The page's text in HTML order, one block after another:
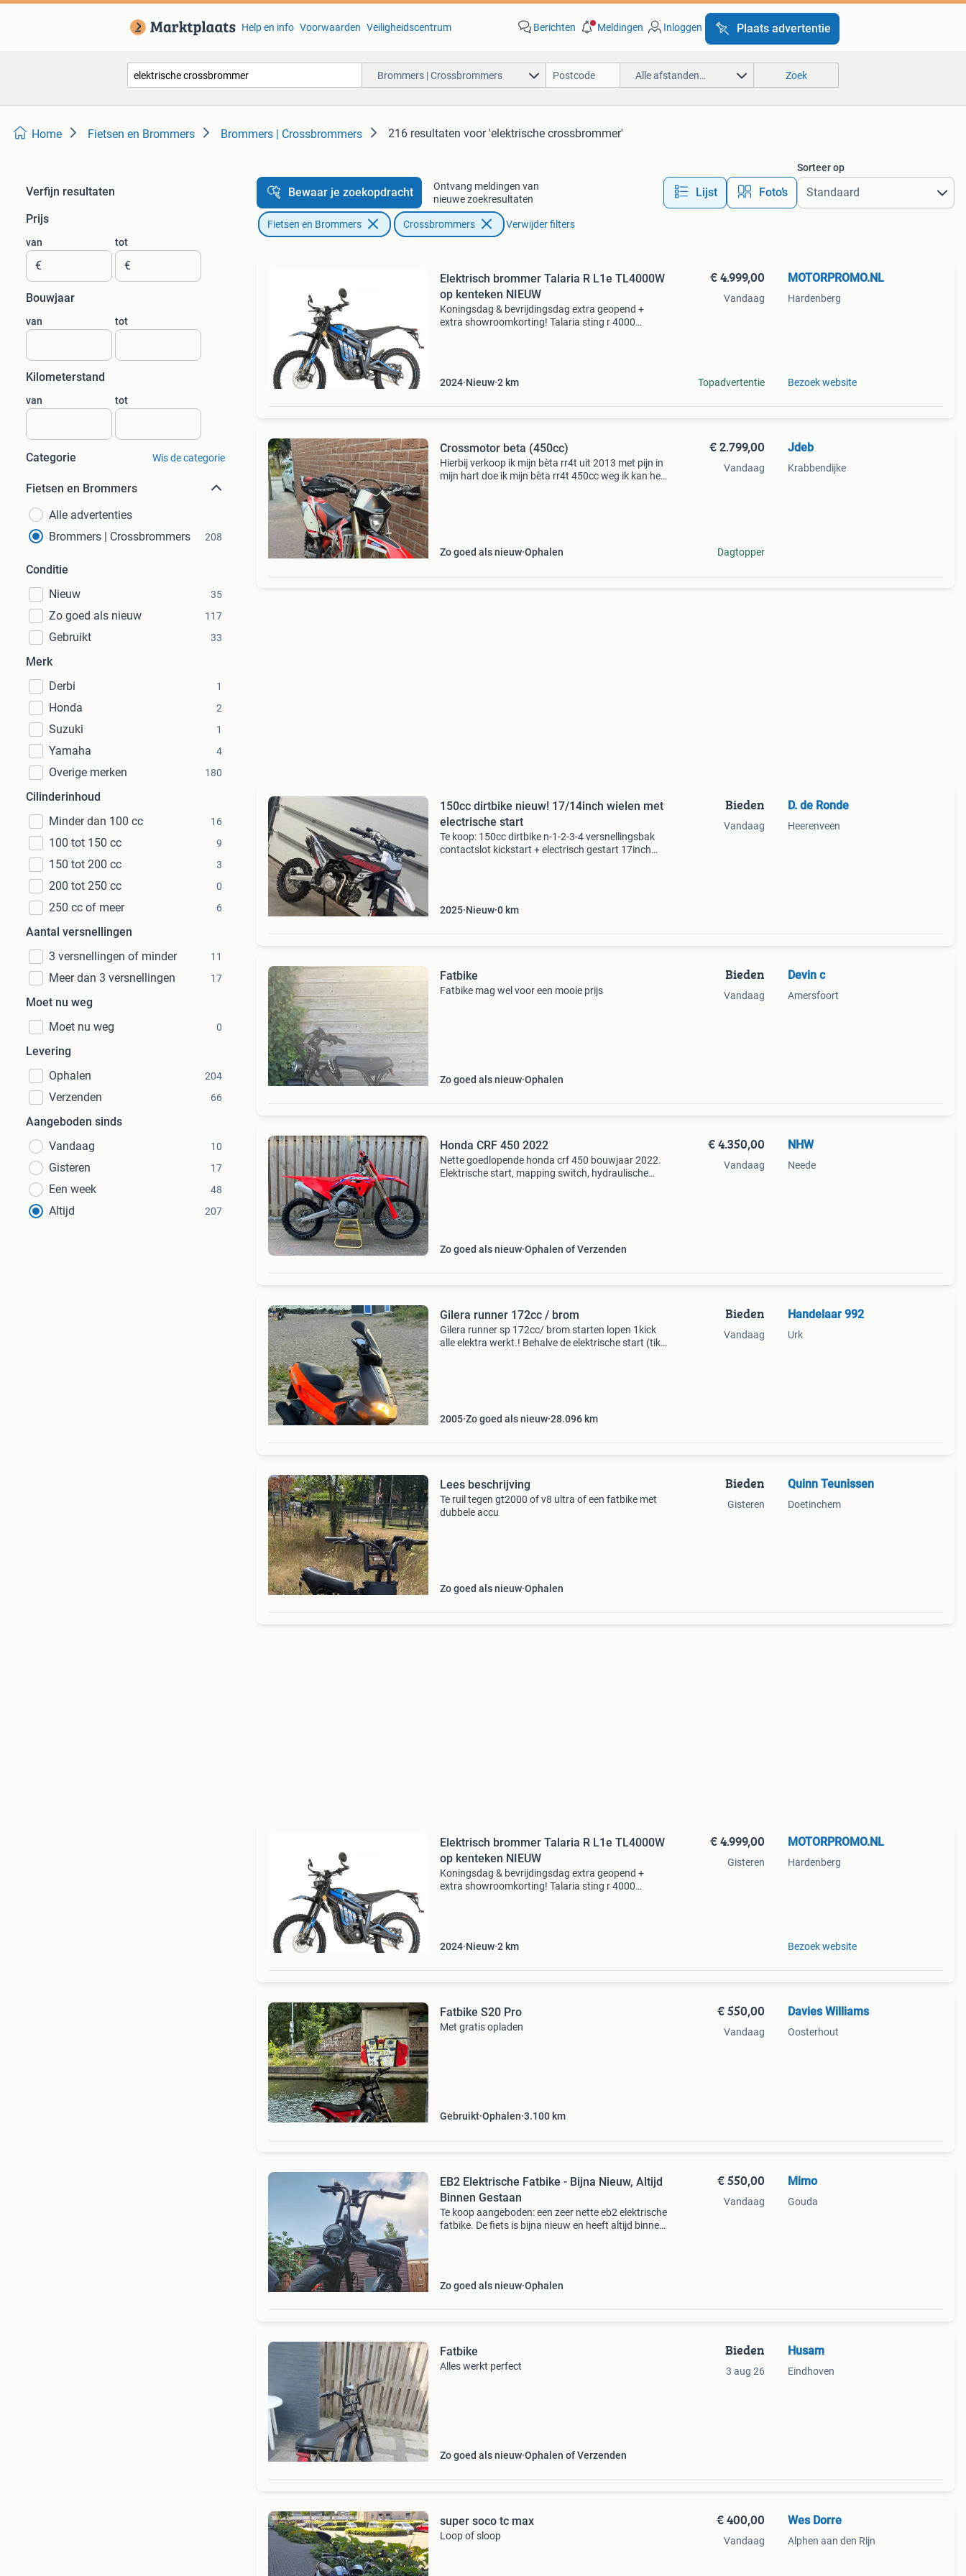
Help en info Voorwaarden Veiligheidscentrum Berichten Meldingen Inloggen Plaats advertentie
Brommers | Crossbrommers Alle afstanden… Zoek
Home Fietsen en Brommers Brommers | Crossbrommers 216 resultaten voor 'elektrische crossbrommer'
Verfijn resultaten
Prijs
van
€
tot
€
Bouwjaar
van tot
Kilometerstand
van tot
Categorie Wis de categorie
Fietsen en Brommers
Alle advertenties
Brommers | Crossbrommers
208
Conditie
Nieuw
35
Zo goed als nieuw 117
Gebruikt 33
Merk
Derbi
1
Honda 2
Suzuki 1
Yamaha 4
Overige merken 180
Cilinderinhoud
Minder dan 100 cc
16
100 tot 150 cc 9
150 tot 200 cc 3
200 tot 250 cc 0
250 cc of meer 6
Aantal versnellingen
3 versnellingen of minder
11
Meer dan 3 versnellingen 17
Moet nu weg
Moet nu weg
0
Levering
Ophalen
204
Verzenden 66
Aangeboden sinds
Vandaag
10
Gisteren 17
Een week 48
Altijd 207
Bewaar je zoekopdracht
Ontvang meldingen van
nieuwe zoekresultaten
Lijst Foto’s
Sorteer op
Fietsen en Brommers Crossbrommers Verwijder filters
Elektrisch brommer Talaria R L1e TL4000W
op kenteken NIEUW
Koningsdag & bevrijdingsdag extra geopend +
extra showroomkorting! Talaria sting r 4000
2024 Nieuw 2 km
€ 4.999,00
Vandaag
Topadvertentie
MOTORPROMO.NL
Hardenberg
Bezoek website
Crossmotor beta (450cc)
Hierbij verkoop ik mijn bèta rr4t uit 2013 met pijn in
mijn hart doe ik mijn bèta rr4t 450cc weg ik kan het
Zo goed als nieuw Ophalen
€ 2.799,00
Vandaag
Dagtopper
Jdeb
Krabbendijke
150cc dirtbike nieuw! 17/14inch wielen met
electrische start
Te koop: 150cc dirtbike n-1-2-3-4 versnellingsbak
contactslot kickstart + electrisch gestart 17inch
2025 Nieuw 0 km
Bieden
Vandaag
D. de Ronde
Heerenveen
Fatbike
Fatbike mag wel voor een mooie prijs
Zo goed als nieuw Ophalen
Bieden
Vandaag
Devin c
Amersfoort
Honda CRF 450 2022
Nette goedlopende honda crf 450 bouwjaar 2022.
Elektrische start, mapping switch, hydraulische
Zo goed als nieuw Ophalen of Verzenden
€ 4.350,00
Vandaag
NHW
Neede
Gilera runner 172cc / brom
Gilera runner sp 172cc/ brom starten lopen 1kick
alle elektra werkt.! Behalve de elektrische start (tikt
2005 Zo goed als nieuw 28.096 km
Bieden
Vandaag
Handelaar 992
Urk
Lees beschrijving
Te ruil tegen gt2000 of v8 ultra of een fatbike met
dubbele accu
Zo goed als nieuw Ophalen
Bieden
Gisteren
Quinn Teunissen
Doetinchem
Elektrisch brommer Talaria R L1e TL4000W
op kenteken NIEUW
Koningsdag & bevrijdingsdag extra geopend +
extra showroomkorting! Talaria sting r 4000
2024 Nieuw 2 km
€ 4.999,00
Gisteren
MOTORPROMO.NL
Hardenberg
Bezoek website
Fatbike S20 Pro
Met gratis opladen
Gebruikt Ophalen 3.100 km
€ 550,00
Vandaag
Davies Williams
Oosterhout
EB2 Elektrische Fatbike - Bijna Nieuw, Altijd
Binnen Gestaan
Te koop aangeboden: een zeer nette eb2 elektrische
fatbike. De fiets is bijna nieuw en heeft altijd binnen
Zo goed als nieuw Ophalen
€ 550,00
Vandaag
Mimo
Gouda
Fatbike
Alles werkt perfect
Zo goed als nieuw Ophalen of Verzenden
Bieden
3 aug 26
Husam
Eindhoven
super soco tc max
Loop of sloop
€ 400,00
Vandaag
Wes Dorre
Alphen aan den Rijn